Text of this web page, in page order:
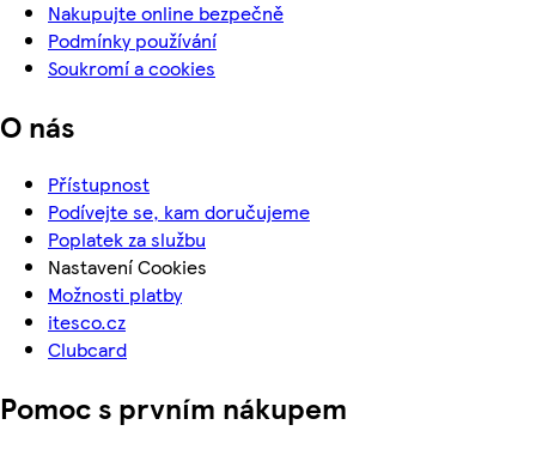
Nakupujte online bezpečně
Podmínky používání
Soukromí a cookies
O nás
Přístupnost
Podívejte se, kam doručujeme
Poplatek za službu
Nastavení Cookies
Možnosti platby
itesco.cz
Clubcard
Pomoc s prvním nákupem